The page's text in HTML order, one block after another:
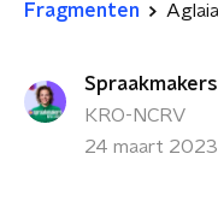
Fragmenten
Spraakmakers
KRO-NCRV
24 maart